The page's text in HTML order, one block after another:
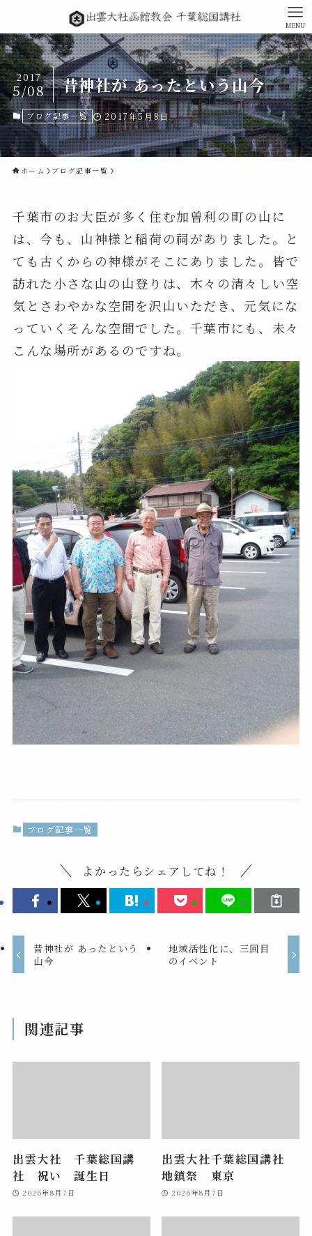
MENU
昔神社が あったという山今
2017
5/08
ブログ記事一覧 2017年5月8日
ホーム ブログ記事一覧
千葉市のお大臣が多く住む加曽利の町の山に
は、今も、山神様と稲荷の祠がありました。と
ても古くからの神様がそこにありました。皆で
訪れた小さな山の山登りは、木々の清々しい空
気とさわやかな空間を沢山いただき、元気にな
っていくそんな空間でした。千葉市にも、未々
こんな場所があるのですね。
ブログ記事一覧
よかったらシェアしてね！
昔神社が あったという
山今
地域活性化に、三回目
のイベント
関連記事
出雲大社 千葉総国講
社 祝い 誕生日
2026年8月7日
出雲大社千葉総国講社
地鎮祭 東京
2026年8月7日